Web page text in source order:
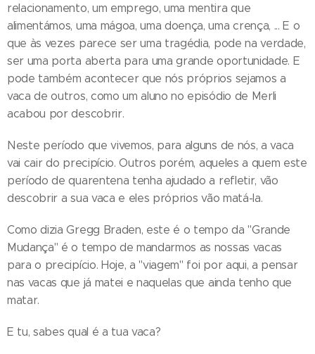
relacionamento, um emprego, uma mentira que
alimentámos, uma mágoa, uma doença, uma crença, ... E o
que às vezes parece ser uma tragédia, pode na verdade,
ser uma porta aberta para uma grande oportunidade. E
pode também acontecer que nós próprios sejamos a
vaca de outros, como um aluno no episódio de Merli
acabou por descobrir.
Neste período que vivemos, para alguns de nós, a vaca
vai cair do precipício. Outros porém, aqueles a quem este
período de quarentena tenha ajudado a refletir, vão
descobrir a sua vaca e eles próprios vão matá-la.
Como dizia Gregg Braden, este é o tempo da "Grande
Mudança" é o tempo de mandarmos as nossas vacas
para o precipício. Hoje, a "viagem" foi por aqui, a pensar
nas vacas que já matei e naquelas que ainda tenho que
matar.
E tu, sabes qual é a tua vaca?